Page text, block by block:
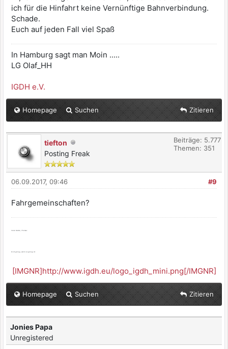
ich für die Hinfahrt keine Vernünftige Bahnverbindung.
Schade.
Euch auf jeden Fall viel Spaß
In Hamburg sagt man Moin .....
LG Olaf_HH
IGDH e.V.
Homepage Suchen Zitieren
tiefton
Posting Freak
Beiträge: 5.777
Themen: 351
#9
06.09.2017, 09:46
Fahrgemeinschaften?
Viele Grüße, Thomas
Es ist genug, wenn es genug ist.
[IMGNR]http://www.igdh.eu/logo_igdh_mini.png[/IMGNR]
Homepage Suchen Zitieren
Jonies Papa
Unregistered